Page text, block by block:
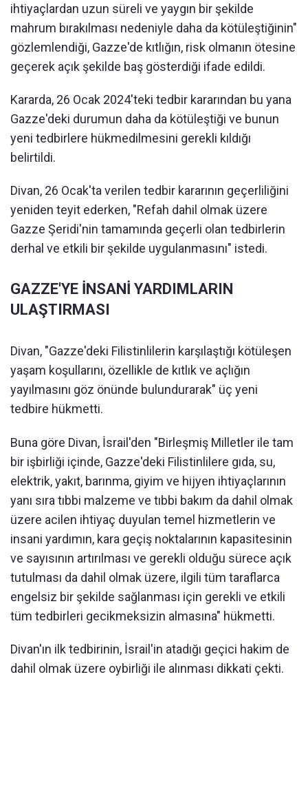
ihtiyaçlardan uzun süreli ve yaygın bir şekilde
mahrum bırakılması nedeniyle daha da kötüleştiğinin"
gözlemlendiği, Gazze'de kıtlığın, risk olmanın ötesine
geçerek açık şekilde baş gösterdiği ifade edildi.
Kararda, 26 Ocak 2024'teki tedbir kararından bu yana
Gazze'deki durumun daha da kötüleştiği ve bunun
yeni tedbirlere hükmedilmesini gerekli kıldığı
belirtildi.
Divan, 26 Ocak'ta verilen tedbir kararının geçerliliğini
yeniden teyit ederken, "Refah dahil olmak üzere
Gazze Şeridi'nin tamamında geçerli olan tedbirlerin
derhal ve etkili bir şekilde uygulanmasını" istedi.
GAZZE'YE İNSANİ YARDIMLARIN
ULAŞTIRMASI
Divan, "Gazze'deki Filistinlilerin karşılaştığı kötüleşen
yaşam koşullarını, özellikle de kıtlık ve açlığın
yayılmasını göz önünde bulundurarak" üç yeni
tedbire hükmetti.
Buna göre Divan, İsrail'den "Birleşmiş Milletler ile tam
bir işbirliği içinde, Gazze'deki Filistinlilere gıda, su,
elektrik, yakıt, barınma, giyim ve hijyen ihtiyaçlarının
yanı sıra tıbbi malzeme ve tıbbi bakım da dahil olmak
üzere acilen ihtiyaç duyulan temel hizmetlerin ve
insani yardımın, kara geçiş noktalarının kapasitesinin
ve sayısının artırılması ve gerekli olduğu sürece açık
tutulması da dahil olmak üzere, ilgili tüm taraflarca
engelsiz bir şekilde sağlanması için gerekli ve etkili
tüm tedbirleri gecikmeksizin almasına" hükmetti.
Divan'ın ilk tedbirinin, İsrail'in atadığı geçici hakim de
dahil olmak üzere oybirliği ile alınması dikkati çekti.